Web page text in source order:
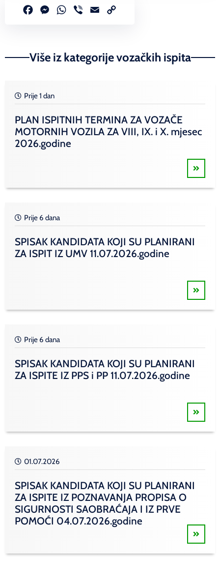
FacebookMessenger
WhatsApp
Viber Email
Više iz kategorije vozačkih ispita
Prije 1 dan
PLAN ISPITNIH TERMINA ZA VOZAČE
MOTORNIH VOZILA ZA VIII, IX. i X. mjesec
2026.godine
Prije 6 dana
SPISAK KANDIDATA KOJI SU PLANIRANI
ZA ISPIT IZ UMV 11.07.2026.godine
Prije 6 dana
SPISAK KANDIDATA KOJI SU PLANIRANI
ZA ISPITE IZ PPS i PP 11.07.2026.godine
01.07.2026
SPISAK KANDIDATA KOJI SU PLANIRANI
ZA ISPITE IZ POZNAVANJA PROPISA O
SIGURNOSTI SAOBRAĆAJA I IZ PRVE
POMOĆI 04.07.2026.godine